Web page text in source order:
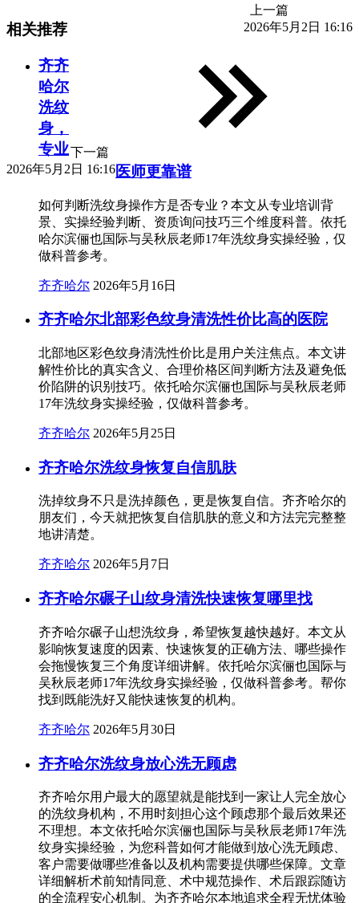
上一篇
2026年5月2日 16:16
下一篇
2026年5月2日 16:16
相关推荐
齐齐
哈尔
洗纹
身，
专业
医师更靠谱
如何判断洗纹身操作方是否专业？本文从专业培训背
景、实操经验判断、资质询问技巧三个维度科普。依托
哈尔滨俪也国际与吴秋辰老师17年洗纹身实操经验，仅
做科普参考。
齐齐哈尔 2026年5月16日
齐齐哈尔北部彩色纹身清洗性价比高的医院
北部地区彩色纹身清洗性价比是用户关注焦点。本文讲
解性价比的真实含义、合理价格区间判断方法及避免低
价陷阱的识别技巧。依托哈尔滨俪也国际与吴秋辰老师
17年洗纹身实操经验，仅做科普参考。
齐齐哈尔 2026年5月25日
齐齐哈尔洗纹身恢复自信肌肤
洗掉纹身不只是洗掉颜色，更是恢复自信。齐齐哈尔的
朋友们，今天就把恢复自信肌肤的意义和方法完完整整
地讲清楚。
齐齐哈尔 2026年5月7日
齐齐哈尔碾子山纹身清洗快速恢复哪里找
齐齐哈尔碾子山想洗纹身，希望恢复越快越好。本文从
影响恢复速度的因素、快速恢复的正确方法、哪些操作
会拖慢恢复三个角度详细讲解。依托哈尔滨俪也国际与
吴秋辰老师17年洗纹身实操经验，仅做科普参考。帮你
找到既能洗好又能快速恢复的机构。
齐齐哈尔 2026年5月30日
齐齐哈尔洗纹身放心洗无顾虑
齐齐哈尔用户最大的愿望就是能找到一家让人完全放心
的洗纹身机构，不用时刻担心这个顾虑那个最后效果还
不理想。本文依托哈尔滨俪也国际与吴秋辰老师17年洗
纹身实操经验，为您科普如何才能做到放心洗无顾虑、
客户需要做哪些准备以及机构需要提供哪些保障。文章
详细解析术前知情同意、术中规范操作、术后跟踪随访
的全流程安心机制。为齐齐哈尔本地追求全程无忧体验